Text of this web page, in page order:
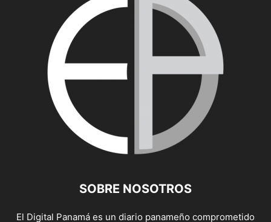
SOBRE NOSOTROS
El Digital Panamá es un diario panameño comprometido